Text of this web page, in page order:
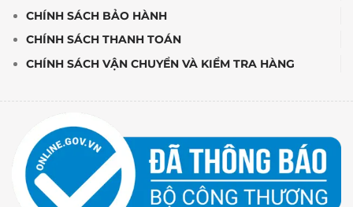
CHÍNH SÁCH BẢO HÀNH
CHÍNH SÁCH THANH TOÁN
CHÍNH SÁCH VẬN CHUYỂN VÀ KIỂM TRA HÀNG